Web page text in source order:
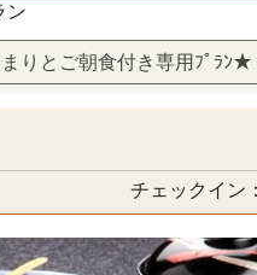
ン
りとご朝食付き専用ﾌﾟﾗﾝ★
チェックイン